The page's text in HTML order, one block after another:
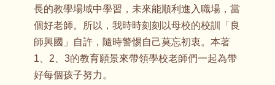
長的教學場域中學習，未來能順利進入職場，當
個好老師。所以，我時時刻刻以母校的校訓「良
師興國」自許，隨時警惕自己莫忘初衷。本著
1、2、3的教育願景來帶領學校老師們一起為帶
好每個孩子努力。